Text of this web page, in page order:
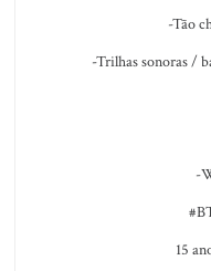
-Tão
-Trilhas sonoras /
-
15